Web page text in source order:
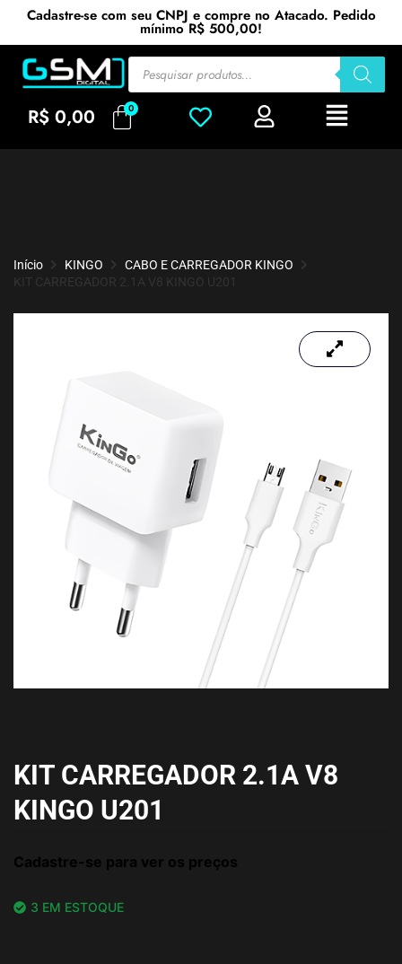
Cadastre-se com seu CNPJ e compre no Atacado. Pedido
mínimo R$ 500,00!
R$ 0,00
Início KINGO
CABO E CARREGADOR KINGO
KIT CARREGADOR 2.1A V8 KINGO U201
KIT CARREGADOR 2.1A V8
KINGO U201
Cadastre-se para ver os preços
3 EM ESTOQUE